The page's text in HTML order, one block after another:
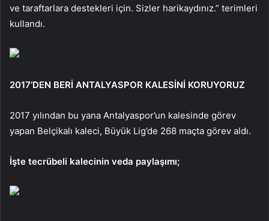
ve taraftarlara destekleri için. Sizler harikaydınız.” terimleri
kullandı.
2017’DEN BERİ ANTALYASPOR KALESİNİ KORUYORUZ
2017 yılından bu yana Antalyaspor’un kalesinde görev
yapan Belçikalı kaleci, Büyük Lig’de 268 maçta görev aldı.
İşte tecrübeli kalecinin veda paylaşımı;